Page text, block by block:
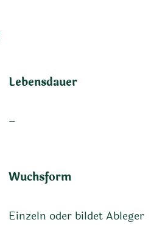
Lebensdauer
–
Wuchsform
Einzeln oder bildet Ableger